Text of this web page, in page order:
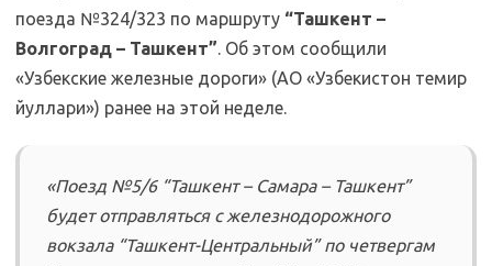
поезда №324/323 по маршруту “Ташкент –
Волгоград – Ташкент”. Об этом сообщили
«Узбекские железные дороги» (АО «Узбекистон темир
йуллари») ранее на этой неделе.
«Поезд №5/6 “Ташкент – Самара – Ташкент”
будет отправляться с железнодорожного
вокзала “Ташкент-Центральный” по четвергам